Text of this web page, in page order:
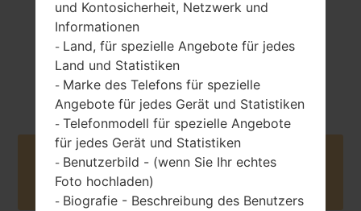
Android 7.x
Nougat Mirror
Release 2
März, 2018
Buy accessories on Amazon
und Kontosicherheit, Netzwerk und
Informationen
- Land, für spezielle Angebote für jedes
Land und Statistiken
- Marke des Telefons für spezielle
Angebote für jedes Gerät und Statistiken
- Telefonmodell für spezielle Angebote
für jedes Gerät und Statistiken
- Benutzerbild - (wenn Sie Ihr echtes
Foto hochladen)
- Biografie - Beschreibung des Benutzers